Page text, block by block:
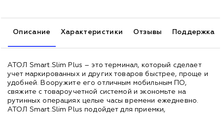
Описание Характеристики Отзывы Поддержка
АТОЛ Smart.Slim Plus – это терминал, который сделает
учет маркированных и других товаров быстрее, проще и
удобней. Вооружите его отличным мобильным ПО,
свяжите с товароучетной системой и экономьте на
рутинных операциях целые часы времени ежедневно.
АТОЛ Smart.Slim Plus подойдет для приемки,